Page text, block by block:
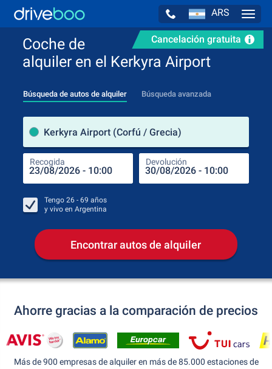
ARS
Cancelación gratuita
Coche de
alquiler en el Kerkyra Airport
Búsqueda de autos de alquiler Búsqueda avanzada
Kerkyra Airport (Corfú / Grecia)
Recogida Devolución
Tengo 26 - 69 años
y vivo en Argentina
Encontrar autos de alquiler
Ahorre gracias a la comparación de precios
Más de 900 empresas de alquiler en más de 85.000 estaciones de